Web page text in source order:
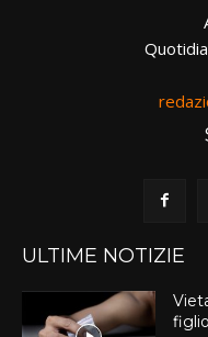
ULTIME NOTIZIE